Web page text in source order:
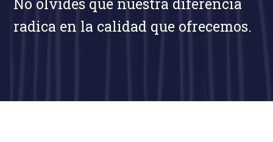
Buscar
radica en la calidad que ofrecemos.